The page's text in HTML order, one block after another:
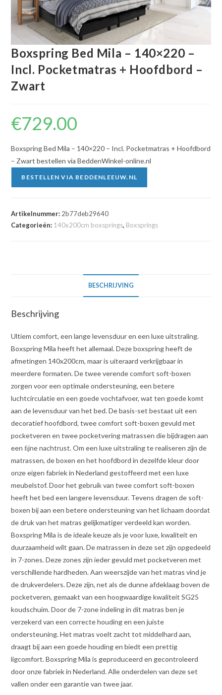
Boxspring Bed Mila – 140×220 –
Incl. Pocketmatras + Hoofdbord –
Zwart
€729.00
Boxspring Bed Mila – 140×220 – Incl. Pocketmatras + Hoofdbord
– Zwart bestellen via BeddenWinkel-online.nl
BESTELLEN VIA BEDDENLEEUW.NL
Artikelnummer: 2b77deb29640
Categorieën: 140x200cm boxsprings, Boxsprings
BESCHRIJVING
Beschrijving
Ultiem comfort, een lange levensduur en een luxe uitstraling.
Boxspring Mila heeft het allemaal. Deze boxspring heeft de
afmetingen 140x200cm, maar is uiteraard verkrijgbaar in
meerdere formaten. De twee verende comfort soft-boxen
zorgen voor een optimale ondersteuning, een betere
luchtcirculatie en een goede vochtafvoer, wat ten goede komt
aan de levensduur van het bed. De basis-set bestaat uit een
decoratief hoofdbord, twee comfort soft-boxen gevuld met
pocketveren en twee pocketvering matrassen die bijdragen aan
een ﬁjne nachtrust. Om een luxe uitstraling te realiseren zijn de
matrassen, de boxen en het hoofdbord in dezelfde kleur door
onze eigen fabriek in Nederland gestoffeerd met een luxe
meubelstof. Door het gebruik van twee comfort soft-boxen
heeft het bed een langere levensduur. Tevens dragen de soft-
boxen bij aan een betere ondersteuning van het lichaam doordat
de druk van het matras gelijkmatiger verdeeld kan worden.
Boxspring Mila is de ideale keuze als je voor luxe, kwaliteit en
duurzaamheid wilt gaan. De matrassen in deze set zijn opgedeeld
in 7-zones. Deze zones zijn ieder gevuld met pocketveren met
verschillende hardheden. Aan weerszijde van het matras vind je
de drukverdelers. Deze zijn, net als de dunne afdeklaag boven de
pocketveren, gemaakt van een hoogwaardige kwaliteit SG25
koudschuim. Door de 7-zone indeling in dit matras ben je
verzekerd van een correcte houding en een juiste
ondersteuning. Het matras voelt zacht tot middelhard aan,
draagt bij aan een goede houding en biedt een prettig
ligcomfort. Boxspring Mila is geproduceerd en gecontroleerd
door onze fabriek in Nederland. Alle onderdelen van deze set
vallen onder een garantie van twee jaar.